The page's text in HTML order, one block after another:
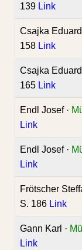
139 Link
Csajka Eduard
158 Link
Csajka Eduard
165 Link
Endl Josef ·
Link
Endl Josef ·
Link
Frötscher
S. 186 Link
Gann Karl ·
Link